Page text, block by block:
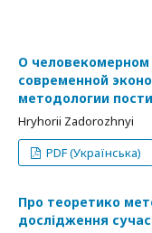
О
современной
методологии
Hryhorii Zadorozhnyi
PDF (Українська)
Про теоретико
дослідження